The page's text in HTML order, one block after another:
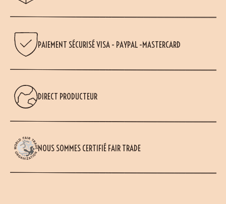
PAIEMENT SÉCURISÉ VISA - PAYPAL -MASTERCARD
DIRECT PRODUCTEUR
NOUS SOMMES CERTIFIÉ FAIR TRADE